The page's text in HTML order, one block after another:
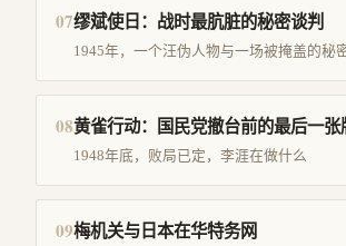
07缪斌使日：战时最肮脏的秘密谈判
1945年，一个汪伪人物与一场被掩盖的秘
08黄雀行动：国民党撤台前的最后一张
1948年底，败局已定，李涯在做什么
09梅机关与日本在华特务网